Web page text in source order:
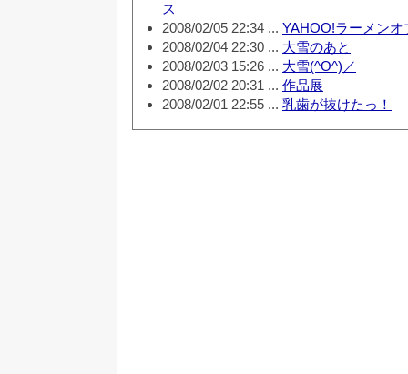
ス
2008/02/05 22:34 ... YAHOO!ラーメンオ
2008/02/04 22:30 ... 大雪のあと
2008/02/03 15:26 ... 大雪(^O^)／
2008/02/02 20:31 ... 作品展
2008/02/01 22:55 ... 乳歯が抜けたっ！